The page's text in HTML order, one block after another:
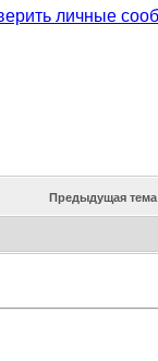
личные
Предыдущая тема